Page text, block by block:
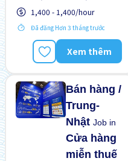
1,400 - 1,400/hour
Đã đăng Hơn 3 tháng trước
Xem thêm
Bán hàng /
Trung-
NhậtJob in
Cửa hàng
miễn thuế